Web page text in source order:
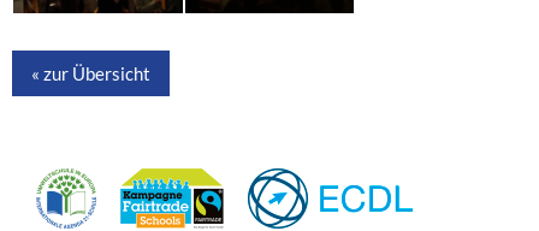
« zur Übersicht